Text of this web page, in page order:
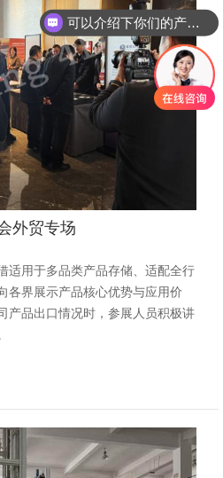
外贸专场
适用于多品类产品存储、适配全行
各界展示产品核心优势与应用价
产品出口情况时，参展人员积极讲
你们是怎么收费的呢